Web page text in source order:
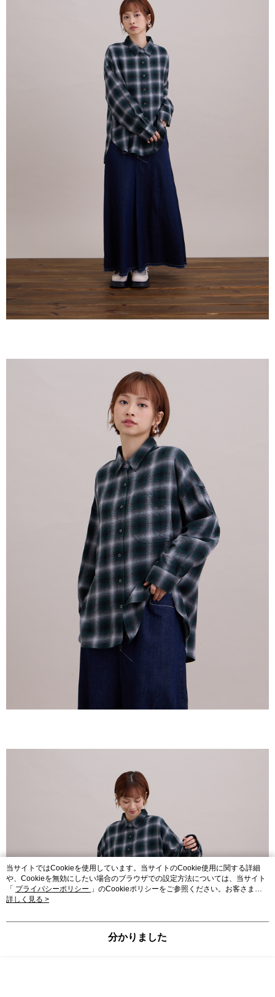
当サイトではCookieを使用しています。当サイトのCookie使用に関する詳細
や、Cookieを無効にしたい場合のブラウザでの設定方法については、当サイト
「 プライバシーポリシー 」のCookieポリシーをご参照ください。お客さま
が、当サイトを引き続き使用される場合、当社がサイト利用規約のCookieポリ
詳しく見る >
分かりました